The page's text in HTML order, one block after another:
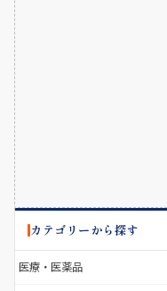
カテゴリーから探す
医療・医薬品